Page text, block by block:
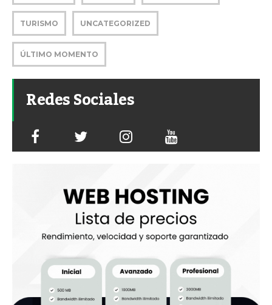
TURISMO UNCATEGORIZED
ÚLTIMO MOMENTO
Redes Sociales